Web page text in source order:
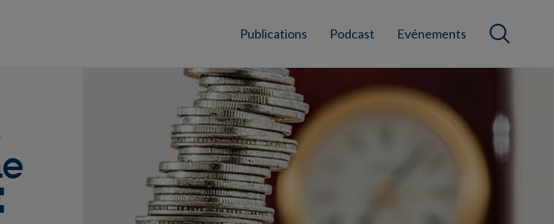
Publications Podcast Evénements